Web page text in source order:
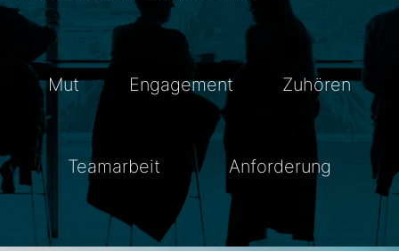
Mut Engagement Zuhören
Teamarbeit Anforderung